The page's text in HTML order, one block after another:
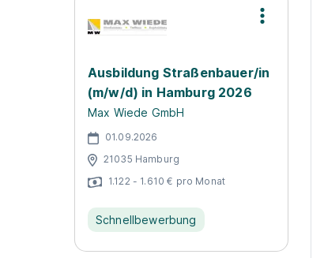
Ausbildung Straßenbauer/in
(m/w/d) in Hamburg 2026
Max Wiede GmbH
01.09.2026
21035 Hamburg
1.122 - 1.610 € pro Monat
Schnellbewerbung